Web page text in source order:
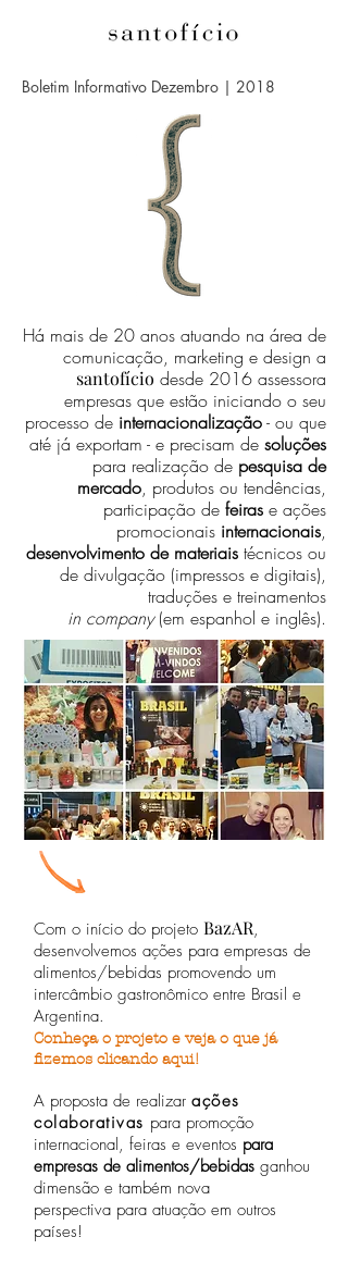
Boletim Informativo Dezembro | 2018
Há mais de 20 anos atuando na área de
comunicação, marketing e design a
santofício desde 2016 assessora
empresas que estão iniciando o seu
processo de internacionalização- ou que
até já exportam - e precisam de soluções
para realização de pesquisa de
mercado, produtos ou tendências,
participação de feiras e ações
promocionais internacionais,
desenvolvimento de materiais técnicos ou
de divulgação (impressos e digitais),
traduções e treinamentos
in company(em espanhol e inglês).
Com o início do projeto BazAR,
desenvolvemos ações para empresas de
alimentos/bebidas promovendo um
intercâmbio gastronômico entre Brasil e
Argentina.
Conheça o projeto e veja o que já
fizemos clicando aqui!
A proposta de realizar ações
colaborativas para promoção
internacional, feiras e eventos para
empresas de alimentos/bebidas ganhou
dimensão e também nova
perspectiva para atuação em outros
países!